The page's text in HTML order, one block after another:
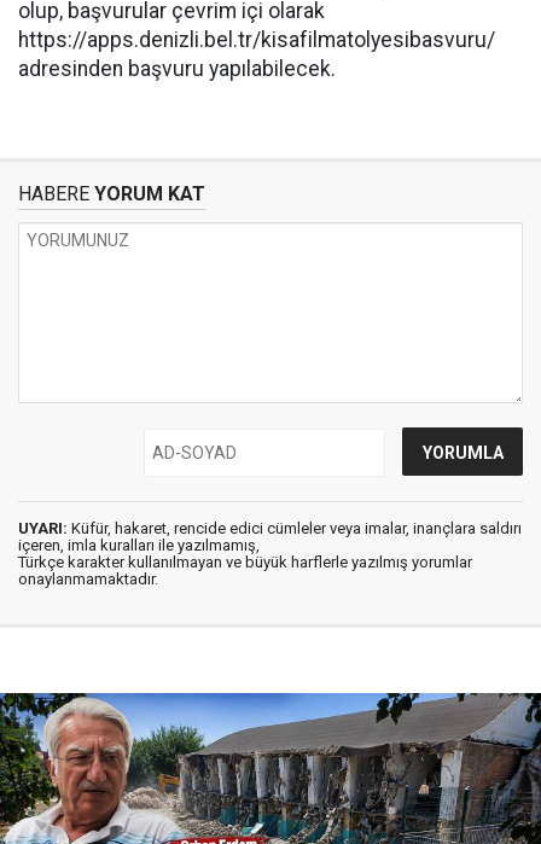
olup, başvurular çevrim içi olarak
https://apps.denizli.bel.tr/kisafilmatolyesibasvuru/
adresinden başvuru yapılabilecek.
HABERE YORUM KAT
UYARI: Küfür, hakaret, rencide edici cümleler veya imalar, inançlara saldırı
içeren, imla kuralları ile yazılmamış,
Türkçe karakter kullanılmayan ve büyük harflerle yazılmış yorumlar
onaylanmamaktadır.